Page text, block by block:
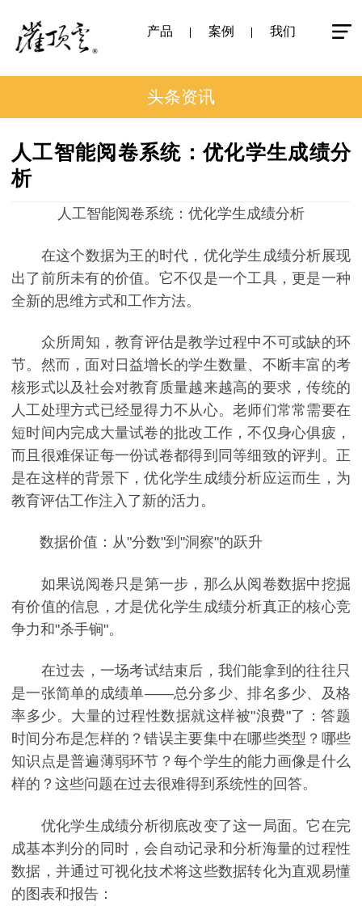
产品 案例 我们
头条资讯
人工智能阅卷系统：优化学生成绩分
析
人工智能阅卷系统：优化学生成绩分析
在这个数据为王的时代，优化学生成绩分析展现
出了前所未有的价值。它不仅是一个工具，更是一种
全新的思维方式和工作方法。
众所周知，教育评估是教学过程中不可或缺的环
节。然而，面对日益增长的学生数量、不断丰富的考
核形式以及社会对教育质量越来越高的要求，传统的
人工处理方式已经显得力不从心。老师们常常需要在
短时间内完成大量试卷的批改工作，不仅身心俱疲，
而且很难保证每一份试卷都得到同等细致的评判。正
是在这样的背景下，优化学生成绩分析应运而生，为
教育评估工作注入了新的活力。
数据价值：从"分数"到"洞察"的跃升
如果说阅卷只是第一步，那么从阅卷数据中挖掘
有价值的信息，才是优化学生成绩分析真正的核心竞
争力和"杀手锏"。
在过去，一场考试结束后，我们能拿到的往往只
是一张简单的成绩单——总分多少、排名多少、及格
率多少。大量的过程性数据就这样被"浪费"了：答题
时间分布是怎样的？错误主要集中在哪些类型？哪些
知识点是普遍薄弱环节？每个学生的能力画像是什么
样的？这些问题在过去很难得到系统性的回答。
优化学生成绩分析彻底改变了这一局面。它在完
成基本判分的同时，会自动记录和分析海量的过程性
数据，并通过可视化技术将这些数据转化为直观易懂
的图表和报告：